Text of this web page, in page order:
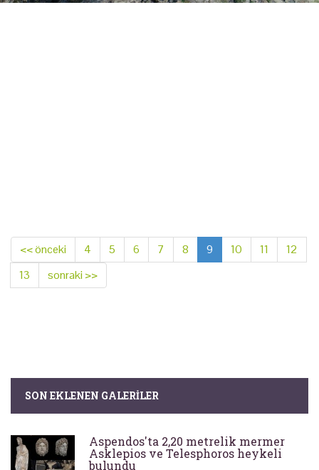
<< önceki 4 5 6 7 8 9 10 11
12
13
sonraki >>
SON EKLENEN GALERILER
Aspendos'ta 2,20 metrelik mermer
Asklepios ve Telesphoros heykeli
bulundu